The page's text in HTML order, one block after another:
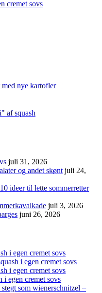
cremet sovs
med nye kartofler
af squash
juli 31, 2026
og andet skønt juli 24,
ideer til lette sommerretter
juli 3, 2026
juni 26, 2026
i egen cremet sovs
i egen cremet sovs
i egen cremet sovs
i egen cremet sovs
som wienerschnitzel –